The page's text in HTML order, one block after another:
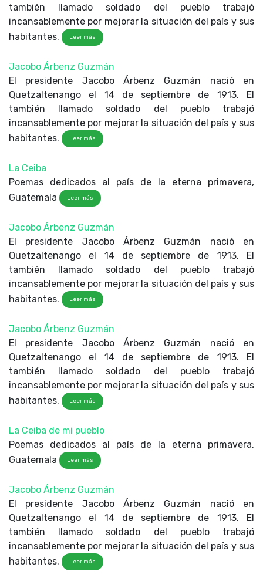
también llamado soldado del pueblo trabajó
incansablemente por mejorar la situación del país y sus
habitantes.
Leer más
Jacobo Árbenz Guzmán
El presidente Jacobo Árbenz Guzmán nació en
Quetzaltenango el 14 de septiembre de 1913. El
también llamado soldado del pueblo trabajó
incansablemente por mejorar la situación del país y sus
habitantes.
Leer más
La Ceiba
Poemas dedicados al país de la eterna primavera,
Guatemala
Leer más
Jacobo Árbenz Guzmán
El presidente Jacobo Árbenz Guzmán nació en
Quetzaltenango el 14 de septiembre de 1913. El
también llamado soldado del pueblo trabajó
incansablemente por mejorar la situación del país y sus
habitantes.
Leer más
Jacobo Árbenz Guzmán
El presidente Jacobo Árbenz Guzmán nació en
Quetzaltenango el 14 de septiembre de 1913. El
también llamado soldado del pueblo trabajó
incansablemente por mejorar la situación del país y sus
habitantes.
Leer más
La Ceiba de mi pueblo
Poemas dedicados al país de la eterna primavera,
Guatemala
Leer más
Jacobo Árbenz Guzmán
El presidente Jacobo Árbenz Guzmán nació en
Quetzaltenango el 14 de septiembre de 1913. El
también llamado soldado del pueblo trabajó
incansablemente por mejorar la situación del país y sus
habitantes.
Leer más